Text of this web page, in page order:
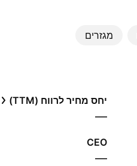
מגזרים
יחס מחיר לרווח (TTM)
—
CEO
—